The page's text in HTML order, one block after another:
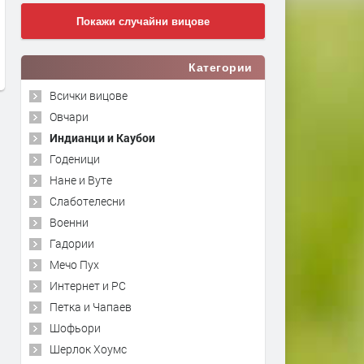
Покажи случайни вицове
Категории
Всички вицове
Овчари
Индианци и Каубои
Годеници
Нане и Вуте
Слаботелесни
Военни
Гадории
Мечо Пух
Интернет и PC
Петка и Чапаев
Шофьори
Шерлок Хоумс